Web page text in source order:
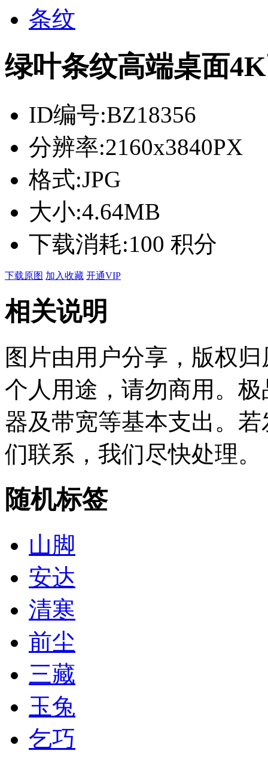
条纹
绿叶条纹高端桌面
ID编号:BZ18356
分辨率:2160x3840PX
格式:JPG
大小:4.64MB
下载消耗:100 积分
下载原图 加入收藏 开通VIP
相关说明
图片由用户分享，版权
个人用途，请勿商用。
器及带宽等基本支出。
们联系，我们尽快处理。
随机标签
山脚
安达
清寒
前尘
三藏
玉兔
乞巧